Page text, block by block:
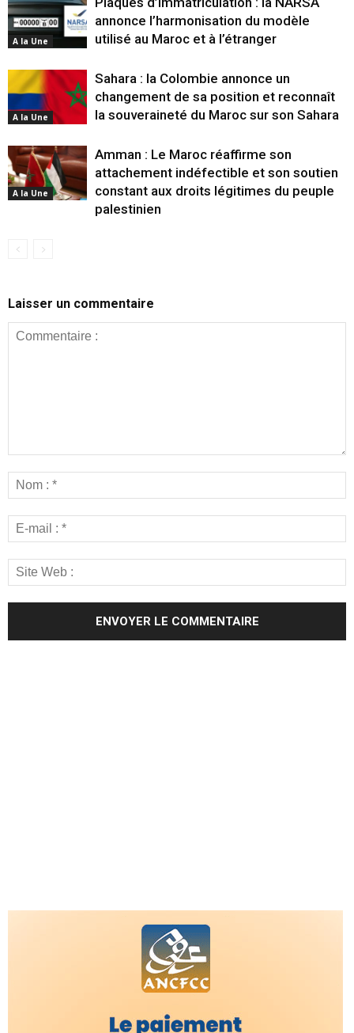
A la Une
annonce l’harmonisation du modèle
utilisé au Maroc et à l’étranger
A la Une
Sahara : la Colombie annonce un
changement de sa position et reconnaît
la souveraineté du Maroc sur son Sahara
A la Une
Amman : Le Maroc réaffirme son
attachement indéfectible et son soutien
constant aux droits légitimes du peuple
palestinien
Laisser un commentaire